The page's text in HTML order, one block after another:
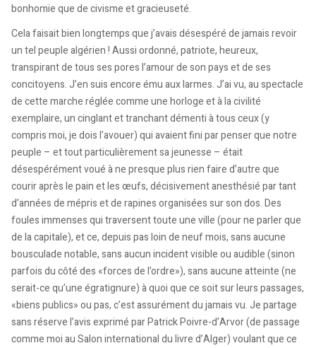
bonhomie que de civisme et gracieuseté.
Cela faisait bien longtemps que j’avais désespéré de jamais revoir
un tel peuple algérien ! Aussi ordonné, patriote, heureux,
transpirant de tous ses pores l’amour de son pays et de ses
concitoyens. J’en suis encore ému aux larmes. J’ai vu, au spectacle
de cette marche réglée comme une horloge et à la civilité
exemplaire, un cinglant et tranchant démenti à tous ceux (y
compris moi, je dois l’avouer) qui avaient fini par penser que notre
peuple – et tout particulièrement sa jeunesse – était
désespérément voué à ne presque plus rien faire d’autre que
courir après le pain et les œufs, décisivement anesthésié par tant
d’années de mépris et de rapines organisées sur son dos. Des
foules immenses qui traversent toute une ville (pour ne parler que
de la capitale), et ce, depuis pas loin de neuf mois, sans aucune
bousculade notable, sans aucun incident visible ou audible (sinon
parfois du côté des «forces de l’ordre»), sans aucune atteinte (ne
serait-ce qu’une égratignure) à quoi que ce soit sur leurs passages,
«biens publics» ou pas, c’est assurément du jamais vu. Je partage
sans réserve l’avis exprimé par Patrick Poivre-d’Arvor (de passage
comme moi au Salon international du livre d’Alger) voulant que ce